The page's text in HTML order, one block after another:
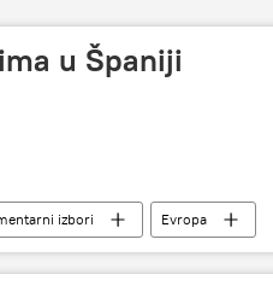
u Španiji
izbori Evropa